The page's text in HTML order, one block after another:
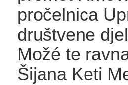
pročelnica
društvene
Možé te
Šijana Keti